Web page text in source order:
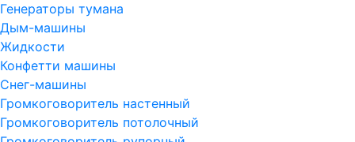
Генераторы тумана
Дым-машины
Жидкости
Конфетти машины
Снег-машины
Громкоговоритель настенный
Громкоговоритель потолочный